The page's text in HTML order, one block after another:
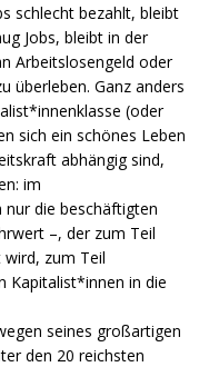
schlecht bezahlt, bleibt
Jobs, bleibt in der
Arbeitslosengeld oder
überleben. Ganz anders
(oder
sich ein schönes Leben
abhängig sind,
im
die beschäftigten
–, der zum Teil
zum Teil
Kapitalist*innen in die
seines großartigen
den 20 reichsten